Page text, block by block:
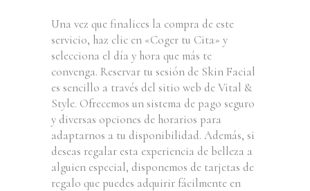
Una vez que finalices la compra de este
servicio, haz clic en «Coger tu Cita» y
selecciona el día y hora que más te
convenga. Reservar tu sesión de Skin Facial
es sencillo a través del sitio web de Vital &
Style. Ofrecemos un sistema de pago seguro
y diversas opciones de horarios para
adaptarnos a tu disponibilidad. Además, si
deseas regalar esta experiencia de belleza a
alguien especial, disponemos de tarjetas de
regalo que puedes adquirir fácilmente en